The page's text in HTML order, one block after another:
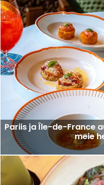
Pariis ja Île-de-France
meie